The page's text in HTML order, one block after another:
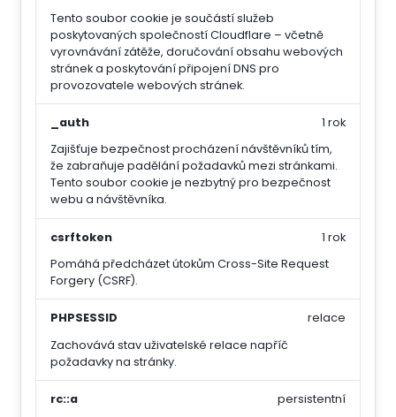
Tento soubor cookie je součástí služeb
poskytovaných společností Cloudflare – včetně
vyrovnávání zátěže, doručování obsahu webových
stránek a poskytování připojení DNS pro
provozovatele webových stránek.
_auth
Zajišťuje bezpečnost procházení návštěvníků tím,
že zabraňuje padělání požadavků mezi stránkami.
Tento soubor cookie je nezbytný pro bezpečnost
webu a návštěvníka.
1 rok
csrftoken
Pomáhá předcházet útokům Cross-Site Request
Forgery (CSRF).
1 rok
PHPSESSID
Zachovává stav uživatelské relace napříč
požadavky na stránky.
relace
rc::a
persistentní